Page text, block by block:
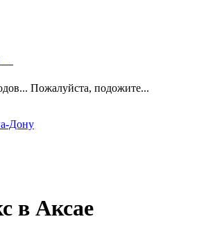
Пожалуйста, подожите...
Дону
в Аксае